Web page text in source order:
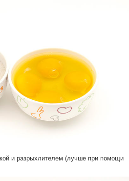
и разрыхлителем (лучше при помощи